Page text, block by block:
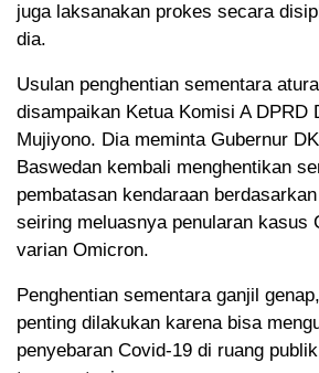
juga laksanakan prokes secara
dia.
Usulan penghentian sementara
disampaikan Ketua Komisi A DPRD
Mujiyono. Dia meminta Gubernur
Baswedan kembali menghentikan
pembatasan kendaraan
seiring meluasnya penularan kasus
varian Omicron.
Penghentian sementara ganjil
penting dilakukan karena bisa
penyebaran Covid-19 di ruang